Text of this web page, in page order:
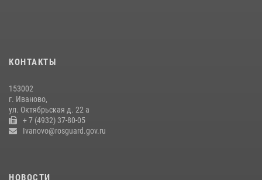
15 июля 2026, 13:03
КОНТАКТЫ
153002
г. Иваново,
ул. Октябрьская д. 22 а
+ 7 (4932) 37-80-05
Ivanovo@rosguard.gov.ru
НОВОСТИ